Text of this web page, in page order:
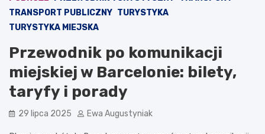
TRANSPORT PUBLICZNY TURYSTYKA
TURYSTYKA MIEJSKA
Przewodnik po komunikacji
miejskiej w Barcelonie: bilety,
taryfy i porady
29 lipca 2025 Ewa Augustyniak